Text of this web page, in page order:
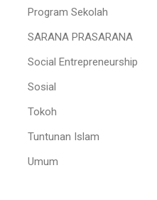
Program Sekolah
SARANA PRASARANA
Social Entrepreneurship
Sosial
Tokoh
Tuntunan Islam
Umum